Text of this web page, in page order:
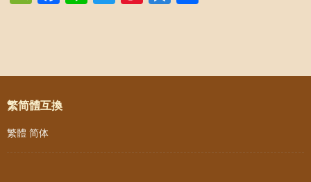
Post navigation
繁简體互換
繁體 简体